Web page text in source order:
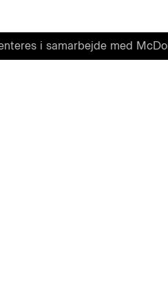
i samarbejde med McDonald's